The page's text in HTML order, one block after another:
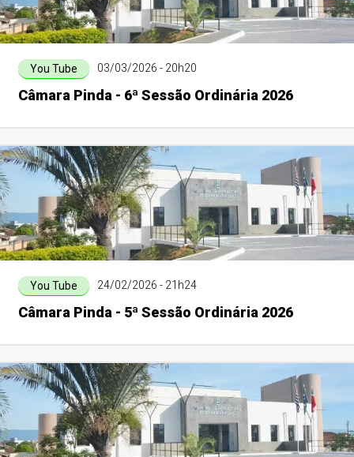
You Tube 03/03/2026 - 20h20
Câmara Pinda - 6ª Sessão Ordinária 2026
You Tube 24/02/2026 - 21h24
Câmara Pinda - 5ª Sessão Ordinária 2026